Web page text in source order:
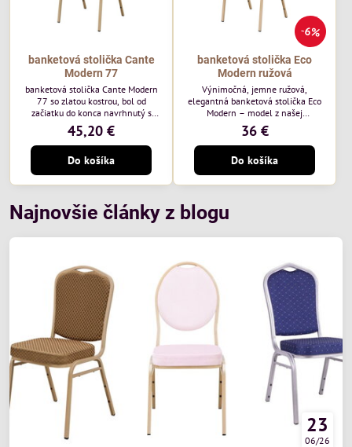
banketová stolička Cante
Modern 77
banketová stolička Cante Modern
77 so zlatou kostrou, bol od
začiatku do konca navrhnutý s
ohľadom na elegantné a
sofistikované priestory pre
pohostinstvá. Má zlatý rám a
čalúnenie Moss 07 od poľskej
značky Davis – béžová farba s
mäkkým povrchom je ideálna do
kombinuje klasický dizajn s
modernou funkčnosťou. Je odolná,
45,20 €
Do košíka
6%
banketová stolička Eco
Modern ružová
Výnimočná, jemne ružová,
elegantná banketová stolička Eco
Modern – model z našej
ekonomicky výhodnej rady. Táto
nová verzia je ešte lepšie
prispôsobená potrebám moderných
pohostinských priestorov, ako sú
hotely a reštaurácie. Medzi jej
charakteristické znaky patrí
gramážou 210 g/m2, odolný
oceľový rám, stohovateľný až 19
36 €
Do košíka
Najnovšie články z blogu
23
06/26